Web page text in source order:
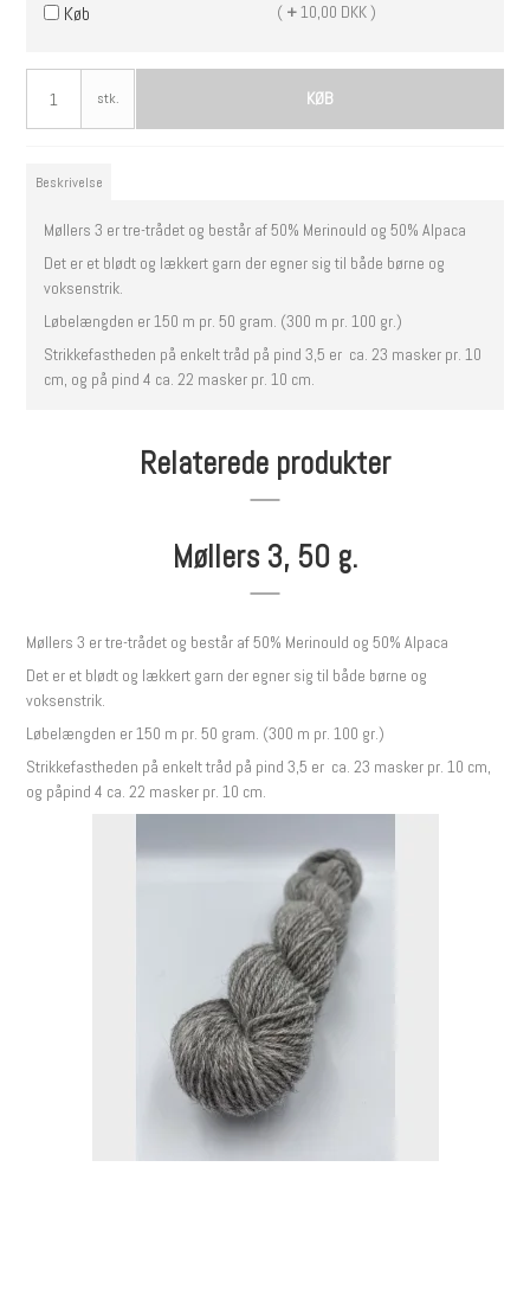
Køb ( +10,00 DKK )
stk. KØB
Beskrivelse
Møllers 3 er tre-trådet og består af 50% Merinould og 50% Alpaca
Det er et blødt og lækkert garn der egner sig til både børne og
voksenstrik.
Løbelængden er 150 m pr. 50 gram. (300 m pr. 100 gr.)
Strikkefastheden på enkelt tråd på pind 3,5 er ca. 23 masker pr. 10
cm, og på pind 4 ca. 22 masker pr. 10 cm.
Relaterede produkter
Møllers 3, 50 g.
Møllers 3 er tre-trådet og består af 50% Merinould og 50% Alpaca
Det er et blødt og lækkert garn der egner sig til både børne og
voksenstrik.
Løbelængden er 150 m pr. 50 gram. (300 m pr. 100 gr.)
Strikkefastheden på enkelt tråd på pind 3,5 er ca. 23 masker pr. 10 cm,
og påpind 4 ca. 22 masker pr. 10 cm.